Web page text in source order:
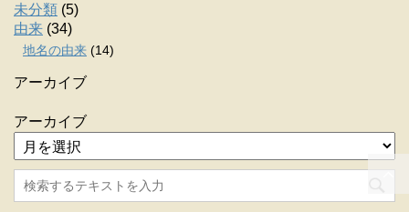
未分類 (5)
由来 (34)
地名の由来 (14)
アーカイブ
アーカイブ